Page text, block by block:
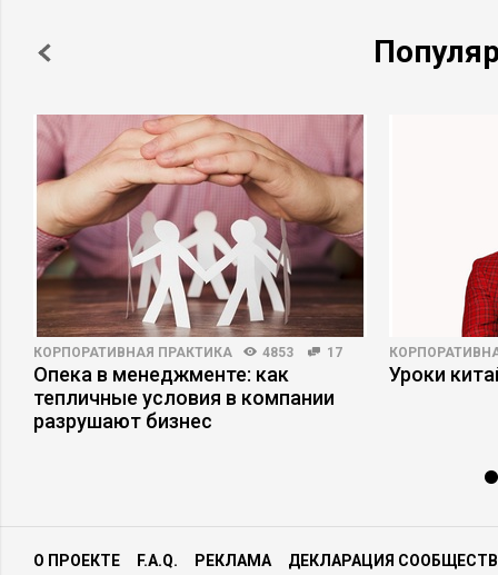
КОРПОРАТИВНАЯ ПРАКТИКА 4853 17
Опека в менеджменте: как
тепличные условия в компании
разрушают бизнес
Уроки
О ПРОЕКТЕ F.A.Q. РЕКЛАМА ДЕКЛАРАЦИЯ